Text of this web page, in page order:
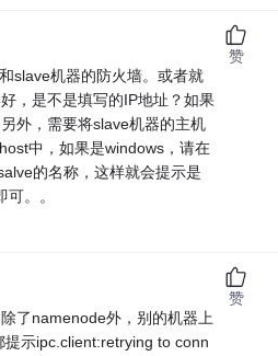
slave机器的防火墙。或者就
，是不是填写的IP地址？如果
外，需要将slave机器的主机
中，如果是windows，请在
的名称，这样就会提示是
。。
赞
了namenode外，别的机器上
示ipc.client:retrying to conn
赞